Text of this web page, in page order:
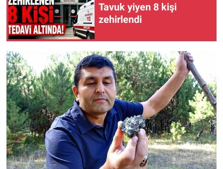
Tavuk yiyen 8 kişi
zehirlendi